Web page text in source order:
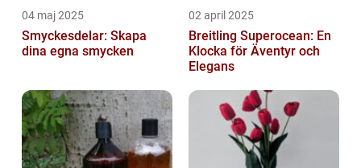
04 maj 2025
Smyckesdelar: Skapa
dina egna smycken
02 april 2025
Breitling Superocean: En
Klocka för Äventyr och
Elegans